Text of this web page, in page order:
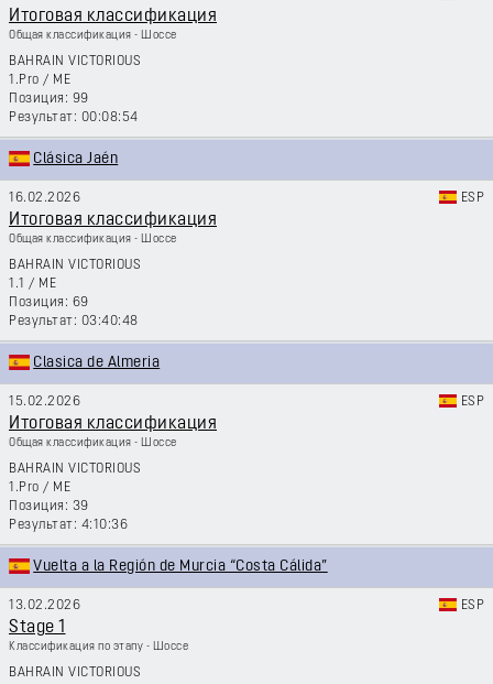
Итоговая классификация
Общая классификация - Шоссе
BAHRAIN VICTORIOUS
1.Pro / ME
99
00:08:54
Clásica Jaén
16.02.2026 ESP
Итоговая классификация
Общая классификация - Шоссе
BAHRAIN VICTORIOUS
1.1 / ME
69
03:40:48
Clasica de Almeria
15.02.2026 ESP
Итоговая классификация
Общая классификация - Шоссе
BAHRAIN VICTORIOUS
1.Pro / ME
39
4:10:36
Vuelta a la Región de Murcia “Costa Cálida”
13.02.2026 ESP
Stage 1
Классификация по этапу - Шоссе
BAHRAIN VICTORIOUS